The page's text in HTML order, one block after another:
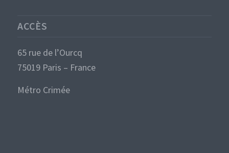
ACCÈS
65 rue de l’Ourcq
75019 Paris – France
Métro Crimée